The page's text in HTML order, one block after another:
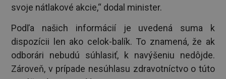
svoje nátlakové akcie,“ dodal minister.
Podľa našich informácií je uvedená suma k
dispozícii len ako celok-balík. To znamená, že ak
odborári nebudú súhlasiť, k navýšeniu nedôjde.
Zároveň, v prípade nesúhlasu zdravotníctvo o túto